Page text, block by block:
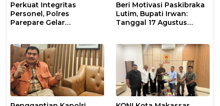
Perkuat Integritas
Personel, Polres
Parepare Gelar
Beri Motivasi Paskibraka
Lutim, Bupati Irwan:
Tanggal 17 Agustus